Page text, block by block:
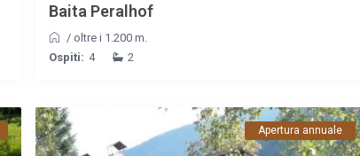
Baita Peralhof
/ oltre i 1.200 m.
Ospiti: 4 2
Apertura annuale